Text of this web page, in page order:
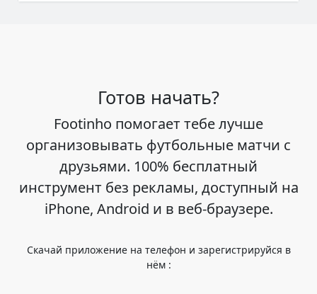
Готов начать?
Footinho помогает тебе лучше
организовывать футбольные матчи с
друзьями. 100% бесплатный
инструмент без рекламы, доступный на
iPhone, Android и в веб-браузере.
Скачай приложение на телефон и зарегистрируйся в
нём :